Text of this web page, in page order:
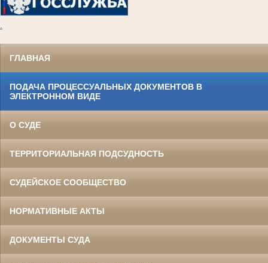
ГЛАВНАЯ
ПОДАЧА ПРОЦЕССУАЛЬНЫХ ДОКУМЕНТОВ В
ЭЛЕКТРОННОМ ВИДЕ
О СУДЕ
ТЕРРИТОРИАЛЬНАЯ ПОДСУДНОСТЬ
СУДЕЙСКОЕ СООБЩЕСТВО
НОРМАТИВНЫЕ АКТЫ
ДОКУМЕНТЫ СУДА